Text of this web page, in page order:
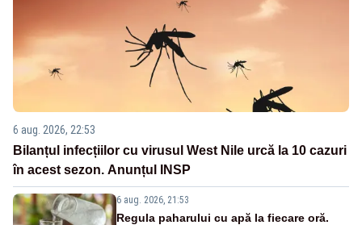
6 aug. 2026, 22:53
Bilanțul infecțiilor cu virusul West Nile urcă la 10 cazuri
în acest sezon. Anunțul INSP
6 aug. 2026, 21:53
Regula paharului cu apă la fiecare oră.